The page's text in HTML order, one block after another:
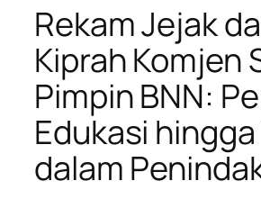
Rekam Jejak
Kiprah Komjen
Pimpin BNN:
Edukasi
dalam